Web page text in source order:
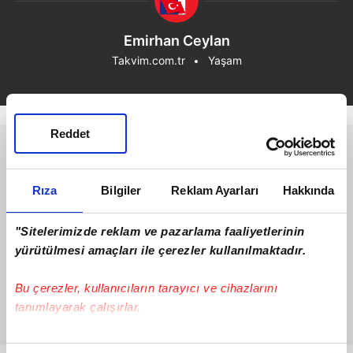
Rıza Bilgiler Reklam Ayarları Hakkında
"Sitelerimizde reklam ve pazarlama faaliyetlerinin
yürütülmesi amaçları ile çerezler kullanılmaktadır.
Bu çerezler, kullanıcıların tarayıcı ve cihazlarını
tanımlayarak çalışırlar.
Bu çerezlere izin vermeniz halinde sizlere özel
Reddet
Emirhan Ceylan
Takvim.com.tr Yaşam